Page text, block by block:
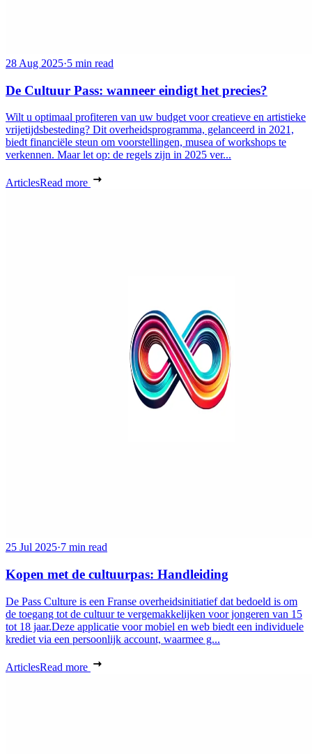
28 Aug 2025·5 min read
De Cultuur Pass: wanneer eindigt het precies?
Wilt u optimaal profiteren van uw budget voor creatieve en artistieke
vrijetijdsbesteding? Dit overheidsprogramma, gelanceerd in 2021,
biedt financiële steun om voorstellingen, musea of workshops te
verkennen. Maar let op: de regels zijn in 2025 ver...
ArticlesRead more
25 Jul 2025·7 min read
Kopen met de cultuurpas: Handleiding
De Pass Culture is een Franse overheidsinitiatief dat bedoeld is om
de toegang tot de cultuur te vergemakkelijken voor jongeren van 15
tot 18 jaar.Deze applicatie voor mobiel en web biedt een individuele
krediet via een persoonlijk account, waarmee g...
ArticlesRead more